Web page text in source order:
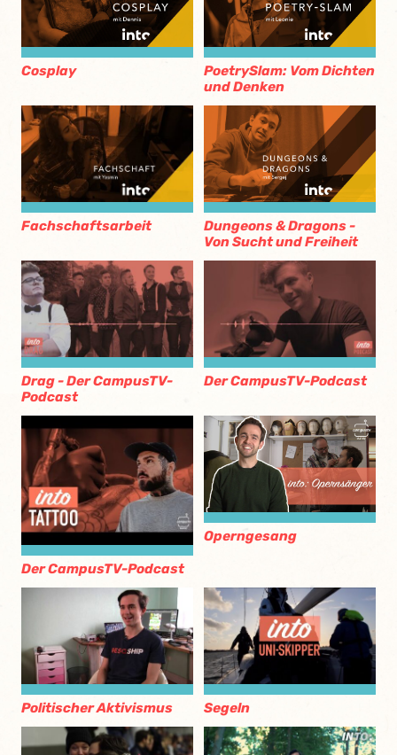
Cosplay
PoetrySlam: Vom Dichten
und Denken
Fachschaftsarbeit
Dungeons & Dragons -
Von Sucht und Freiheit
Drag - Der CampusTV-
Podcast
Der CampusTV-Podcast
Der CampusTV-Podcast
Operngesang
Politischer Aktivismus Segeln